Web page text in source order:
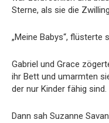
Sterne, als sie die
„Meine Babys“, flüsterte
Gabriel und Grace
ihr Bett und umarmten
der nur Kinder fähig sind.
Dann sah Suzanne